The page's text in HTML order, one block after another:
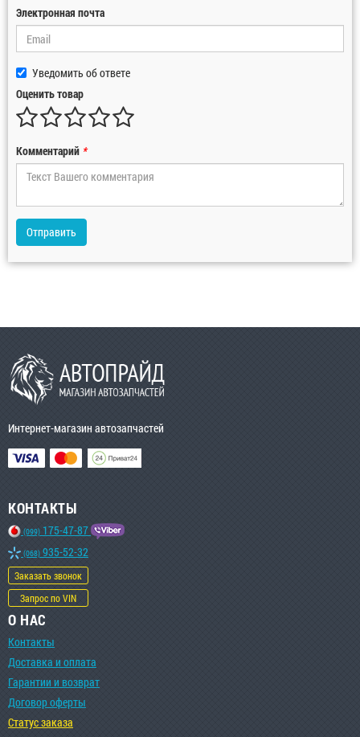
Электронная почта
Уведомить об ответе
Оценить товар
Комментарий *
Отправить
Интернет-магазин автозапчастей
КОНТАКТЫ
(099) 175-47-87
(068) 935-52-32
Заказать звонок
Запрос по VIN
О НАС
Контакты
Доставка и оплата
Гарантии и возврат
Договор оферты
Статус заказа